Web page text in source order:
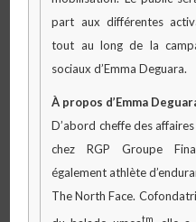
part aux différentes
tout au long de la
sociaux d’Emma Deguara.
À propos d’Emma
D’abord cheffe des
chez RGP Groupe
également athlète
The North Face.
tm